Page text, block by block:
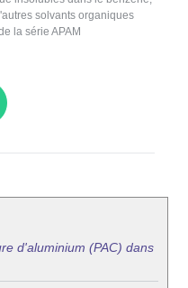
solvants organiques
la série APAM
d'aluminium (PAC) dans